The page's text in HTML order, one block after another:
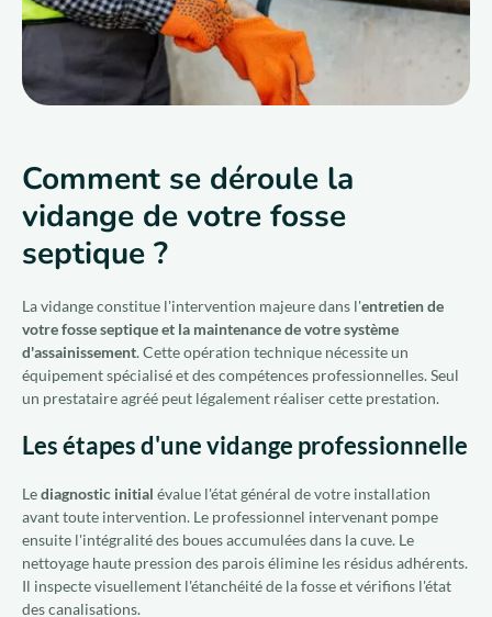
Comment se déroule la
vidange de votre fosse
septique ?
La vidange constitue l'intervention majeure dans l'entretien de
votre fosse septique et la maintenance de votre système
d'assainissement. Cette opération technique nécessite un
équipement spécialisé et des compétences professionnelles. Seul
un prestataire agréé peut légalement réaliser cette prestation.
Les étapes d'une vidange professionnelle
Lediagnostic initial évalue l'état général de votre installation
avant toute intervention. Le professionnel intervenant pompe
ensuite l'intégralité des boues accumulées dans la cuve. Le
nettoyage haute pression des parois élimine les résidus adhérents.
Il inspecte visuellement l'étanchéité de la fosse et vérifions l'état
des canalisations.